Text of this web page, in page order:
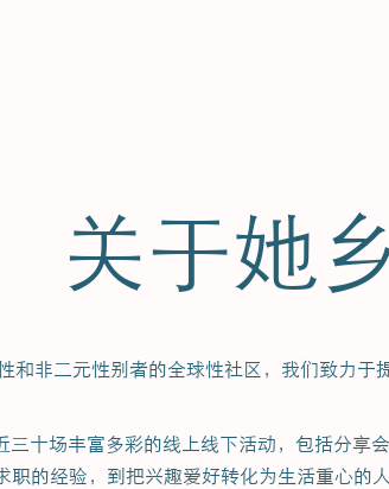
关于她
非二元性别者的全球性社区，我们致力于
三十场丰富多彩的线上线下活动，包括分享
的经验，到把兴趣爱好转化为生活重心的